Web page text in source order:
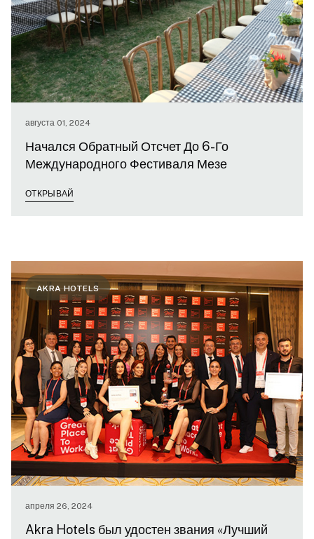
августа 01, 2024
Начался Обратный Отсчет До 6-Го
Международного Фестиваля Мезе
ОТКРЫВАЙ
апреля 26, 2024
Akra Hotels был удостен звания «Лучший
AKRA HOTELS